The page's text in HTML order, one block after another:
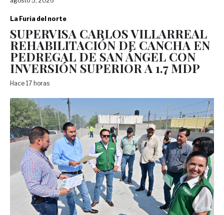
La Furia del norte
SUPERVISA CARLOS VILLARREAL
REHABILITACIÓN DE CANCHA EN
PEDREGAL DE SAN ÁNGEL CON
INVERSIÓN SUPERIOR A 1.7 MDP
Hace 17 horas